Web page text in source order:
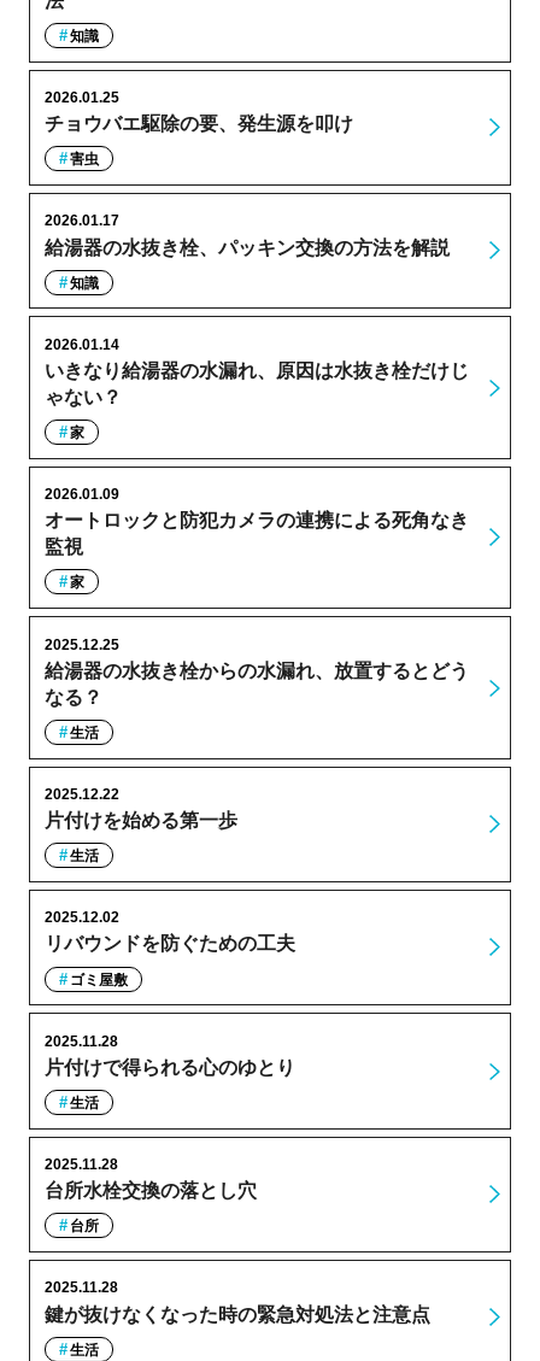
知識
チョウバエ駆除の要、発生源を叩け
2026.01.25
害虫
給湯器の水抜き栓、パッキン交換の方法を解説
2026.01.17
知識
いきなり給湯器の水漏れ、原因は水抜き栓だけじ
ゃない？
2026.01.14
家
オートロックと防犯カメラの連携による死角なき
監視
2026.01.09
家
給湯器の水抜き栓からの水漏れ、放置するとどう
なる？
2025.12.25
生活
片付けを始める第一歩
2025.12.22
生活
リバウンドを防ぐための工夫
2025.12.02
ゴミ屋敷
片付けで得られる心のゆとり
2025.11.28
生活
台所水栓交換の落とし穴
2025.11.28
台所
鍵が抜けなくなった時の緊急対処法と注意点
2025.11.28
生活